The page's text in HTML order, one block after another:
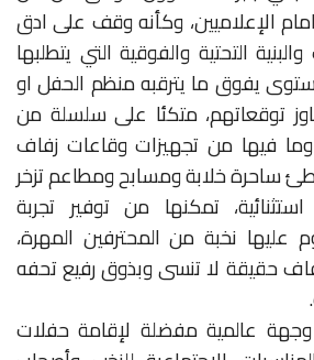
الإعلاميين، وكأنه وقف على ادق
التحتية والفوقية التي يتطلبها
يفوق ما يترقبه منظم الحفل او
توقعاتهم، متكئا على سلسلة من
وما فيها من تجهيزات وقاعات زفاف
ساحرة خلابة ومسابح ومطاعم تزخر
تمكنها من توفير تجربة
عليها نخبة من المحترفين المهرة،
حقيقة لا تنسى وبذوق رفيع تحفه
عالمية مفضلة لإقامة حفلات